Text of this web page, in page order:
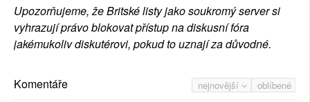
Upozorňujeme, že Britské listy jako soukromý server si
vyhrazují právo blokovat přístup na diskusní fóra
jakémukoliv diskutérovi, pokud to uznají za důvodné.
nejnovější oblíbené
Komentáře